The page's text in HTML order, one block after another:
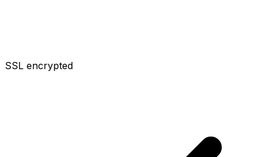
SSL encrypted